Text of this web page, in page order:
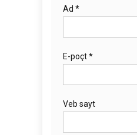
Ad *
E-poçt*
Veb sayt